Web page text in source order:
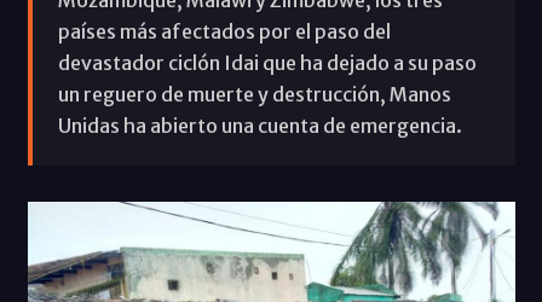
países más afectados por el paso del
devastador ciclón Idai que ha dejado a su paso
un reguero de muerte y destrucción, Manos
Unidas ha abierto una cuenta de emergencia.